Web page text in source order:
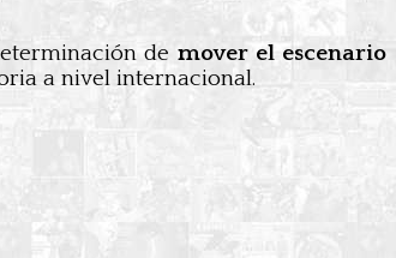
de mover el escenario
a nivel internacional.